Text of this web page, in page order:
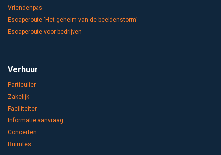
Vriendenpas
Escaperoute ‘Het geheim van de beeldenstorm’
Escaperoute voor bedrijven
Verhuur
Particulier
Zakelijk
Faciliteiten
Informatie aanvraag
Concerten
Ruimtes